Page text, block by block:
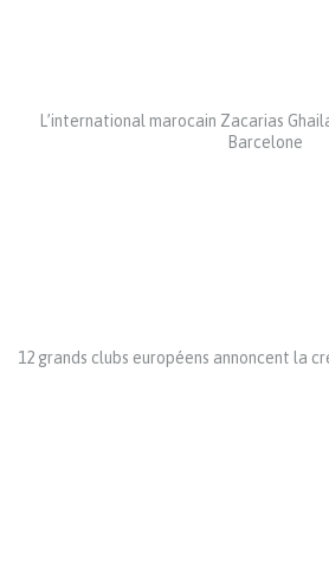
L’international marocain Zacarias
Barcelone
12 grands clubs européens annoncent la